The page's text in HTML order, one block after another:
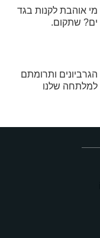
מי אוהבת לקנות בגד
ים? שתקום.
הגרביונים ותרומתם
למלתחה שלנו